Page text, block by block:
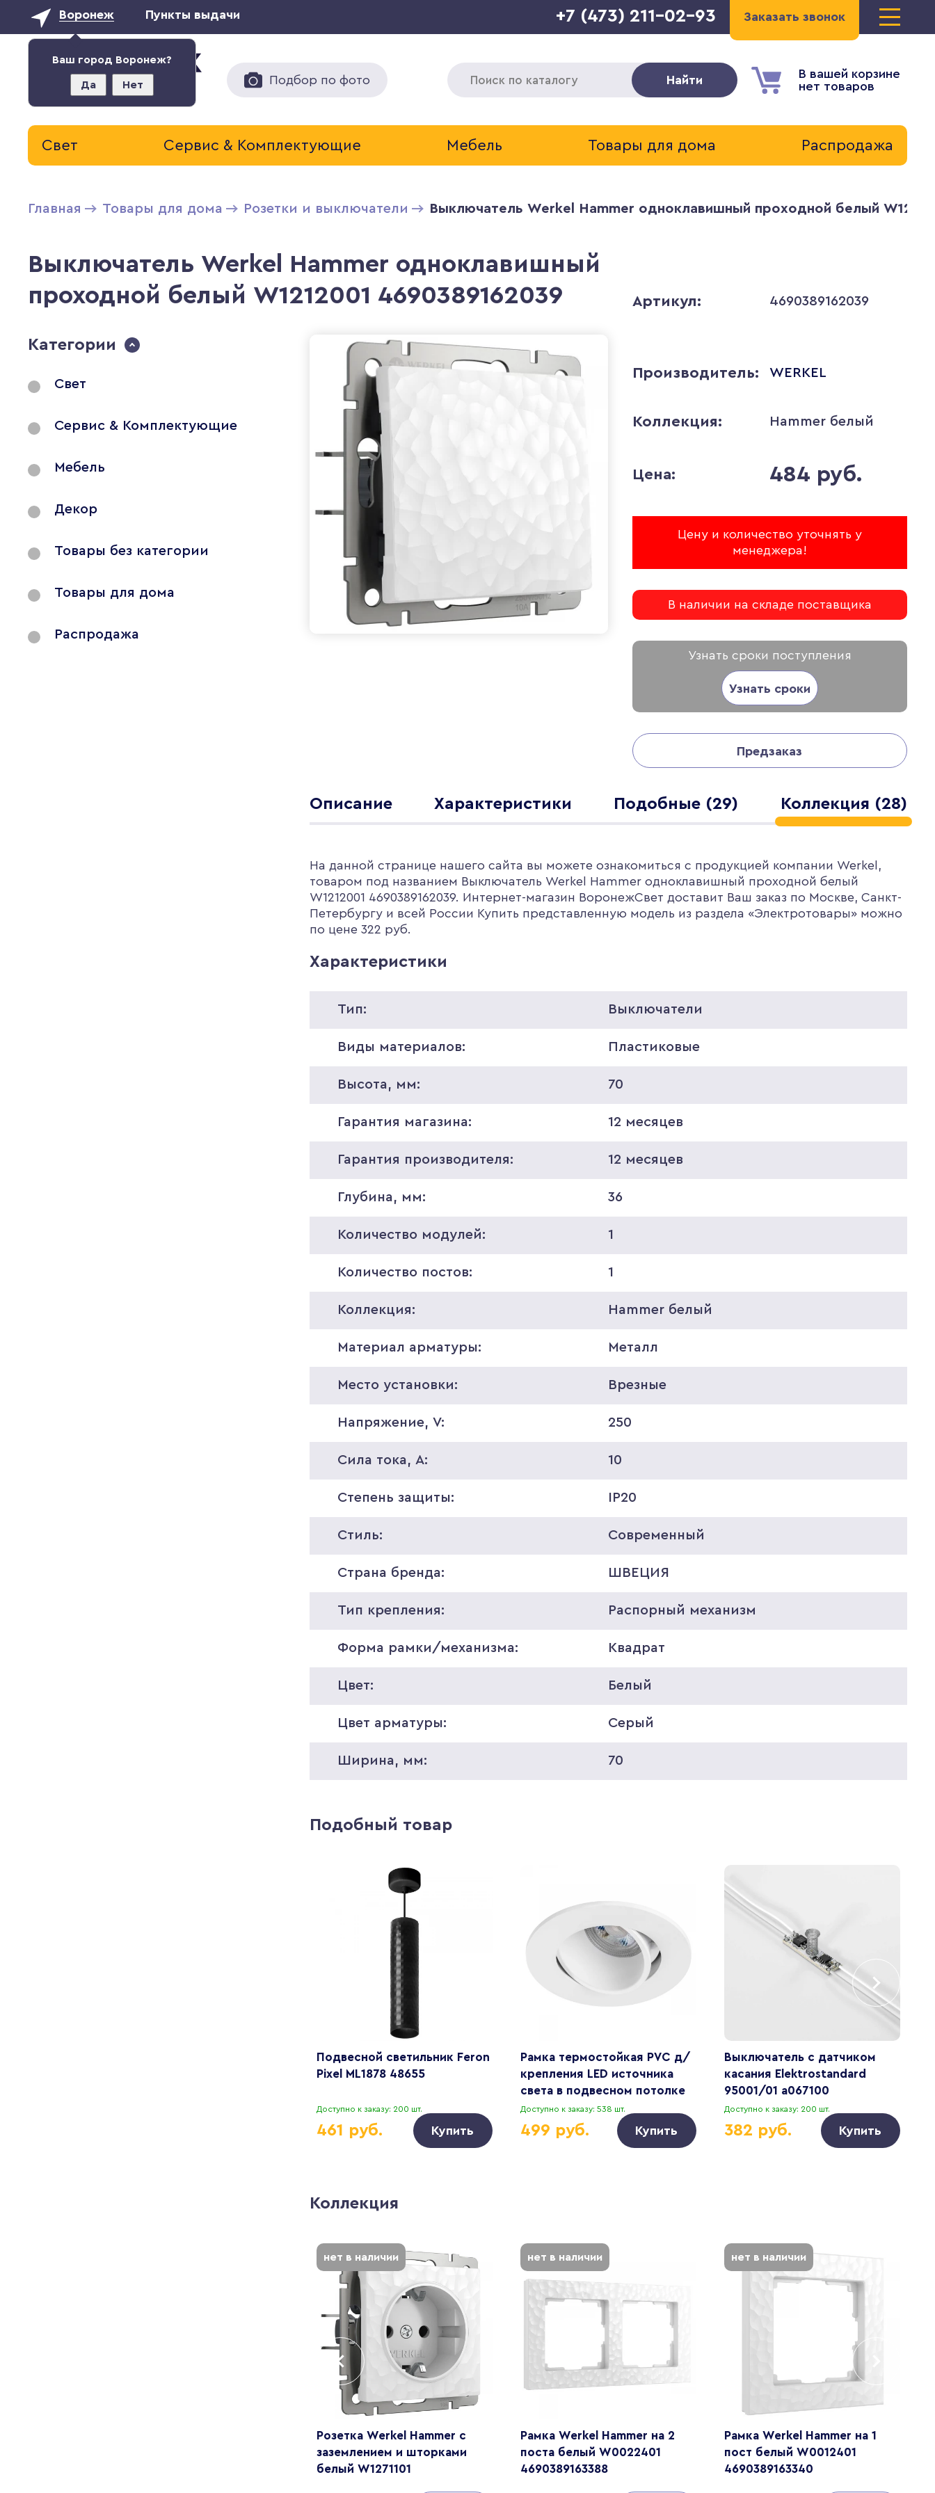
Воронеж
Ваш город Воронеж?
Да Нет
Пункты выдачи Заказать звонок
+7 (473) 211-02-93
Подбор по фото
В вашей корзине
нет товаров
Найти
Свет Сервис & Комплектующие Мебель Товары для дома Распродажа
Главная Товары для дома Розетки и выключатели Выключатель Werkel Hammer одноклавишный проходной белый
Выключатель Werkel Hammer одноклавишный
проходной белый W1212001 4690389162039
Категории
Свет
Сервис & Комплектующие
Мебель
Декор
Товары без категории
Товары для дома
Распродажа
Артикул: 4690389162039
Производитель: WERKEL
Коллекция: Hammer белый
Цена: 484 руб.
Цену и количество уточнять у
менеджера!
В наличии на складе поставщика
Узнать сроки поступления
Узнать сроки
Предзаказ
Описание Характеристики Подобные (29) Коллекция (28)
На данной странице нашего сайта вы можете ознакомиться с продукцией компании Werkel,
товаром под названием Выключатель Werkel Hammer одноклавишный проходной белый
W1212001 4690389162039. Интернет-магазин ВоронежСвет доставит Ваш заказ по Москве, Санкт-
Петербургу и всей России Купить представленную модель из раздела «Электротовары» можно
по цене 322 руб.
Характеристики
Тип: Выключатели
Виды материалов: Пластиковые
Высота, мм: 70
Гарантия магазина: 12 месяцев
Гарантия производителя: 12 месяцев
Глубина, мм: 36
Количество модулей: 1
Количество постов: 1
Коллекция: Hammer белый
Материал арматуры: Металл
Место установки: Врезные
Напряжение, V: 250
Сила тока, A: 10
Степень защиты: IP20
Стиль: Современный
Страна бренда: ШВЕЦИЯ
Тип крепления: Распорный механизм
Форма рамки/механизма: Квадрат
Цвет: Белый
Цвет арматуры: Серый
Ширина, мм: 70
Подобный товар
Подвесной светильник Feron
Pixel ML1878 48655
Доступно к заказу: 200 шт.
461 руб. Купить
Рамка термостойкая PVC д/
крепления LED источника
света в подвесном потолке
Singo Lightstar 012606
Доступно к заказу: 538 шт.
499 руб. Купить
Выключатель с датчиком
касания Elektrostandard
95001/01 a067100
Доступно к заказу: 200 шт.
382 руб. Купить
Коллекция
Розетка Werkel Hammer с
заземлением и шторками
белый W1271101
нет в наличии
Рамка Werkel Hammer на 2
поста белый W0022401
4690389163388
нет в наличии
Рамка Werkel Hammer на 1
пост белый W0012401
4690389163340
нет в наличии